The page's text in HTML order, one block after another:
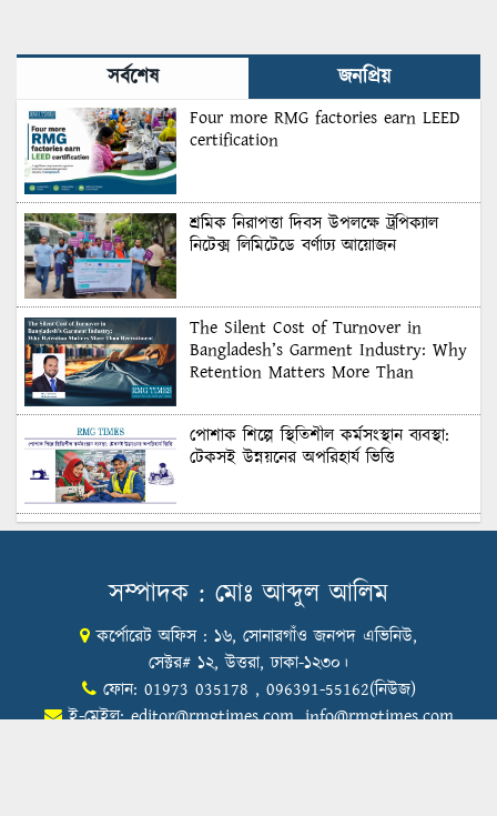
সর্বশেষ জনপ্রিয়
Four more RMG factories earn LEED
certification
শ্রমিক নিরাপত্তা দিবস উপলক্ষে ট্রপিক্যাল
নিটেক্স লিমিটেডে বর্ণাঢ্য আয়োজন
The Silent Cost of Turnover in
Bangladesh’s Garment Industry: Why
Retention Matters More Than
পোশাক শিল্পে স্থিতিশীল কর্মসংস্থান ব্যবস্থা:
টেকসই উন্নয়নের অপরিহার্য ভিত্তি
শুল্কের দেয়াল ভাঙার সুযোগ: মার্কিন বাজারে
Honoring Excellence: Texstream
Fashion Ltd. Rewards Best Workers–
2026
সম্পাদক : মোঃ আব্দুল আলিম
কর্পোরেট অফিস : ১৬, সোনারগাঁও জনপদ এভিনিউ,
সেক্টর# ১২, উত্তরা, ঢাকা-১২৩০।
ফোন: 01973 035178 , 096391-55162(নিউজ)
ই-মেইল:editor@rmgtimes.com,info@rmgtimes.com